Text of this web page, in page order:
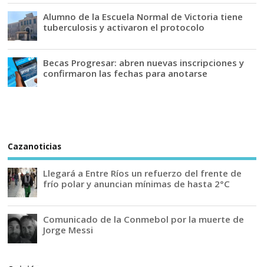
Alumno de la Escuela Normal de Victoria tiene
tuberculosis y activaron el protocolo
Becas Progresar: abren nuevas inscripciones y
confirmaron las fechas para anotarse
Cazanoticias
Llegará a Entre Ríos un refuerzo del frente de
frío polar y anuncian mínimas de hasta 2°C
Comunicado de la Conmebol por la muerte de
Jorge Messi